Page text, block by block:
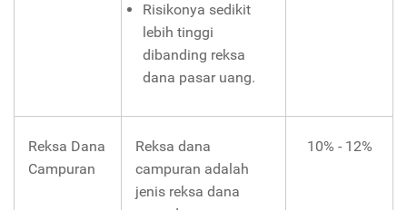
Risikonya sedikit
lebih tinggi
dibanding reksa
dana pasar uang.
Reksa Dana
Campuran
Reksa dana
campuran adalah
jenis reksa dana
10% - 12%